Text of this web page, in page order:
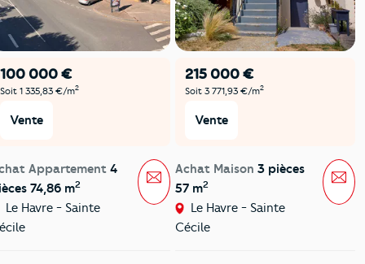
100 000 €
Soit 1 335,83 €/m2
Vente
Appartement 4
74,86 m2
Le Havre - Sainte
Message
215 000 €
Soit 3 771,93 €/m2
Vente
Achat Maison 3 pièces
57 m2
Le Havre - Sainte
Cécile